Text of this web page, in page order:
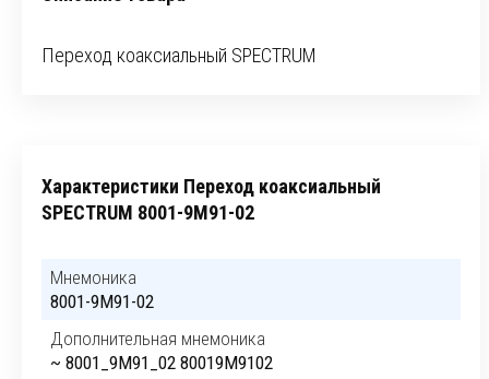
Переход коаксиальный SPECTRUM
Характеристики Переход коаксиальный
SPECTRUM 8001-9M91-02
Мнемоника
8001-9M91-02
Дополнительная мнемоника
~ 8001_9M91_02 80019M9102